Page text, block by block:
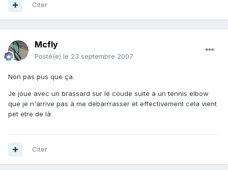
Citer
Mcfly
Posté(e) le 23 septembre 2007
Non pas pus que ça.
Je joue avec un brassard sur le coude suite a un tennis elbow
que je n'arrive pas à me debarrrasser et effectivement cela vient
pet etre de là
Citer